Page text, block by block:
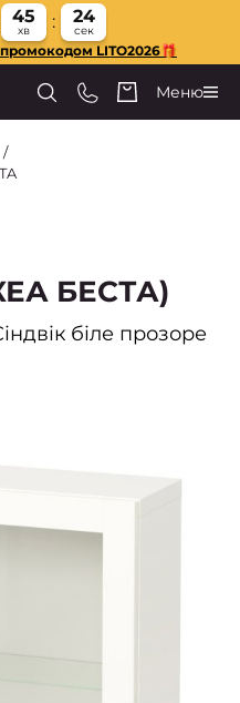
45
хв
24
сек
LITO2026🎁
Меню
БЕСТА)
біле прозоре